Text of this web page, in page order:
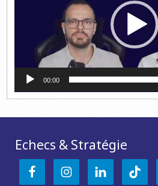
00:00
Echecs & Stratégie